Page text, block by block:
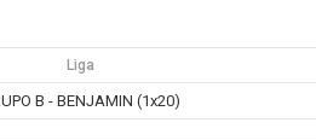
Liga
B - BENJAMIN (1x20)